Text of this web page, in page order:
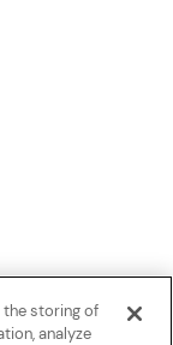
the storing of
analyze